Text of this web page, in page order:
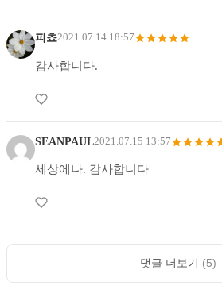
피쵸2021.07.14 18:57
감사합니다.
SEANPAUL2021.07.15 13:57
세상에나. 감사합니다
댓글 더보기 (5)